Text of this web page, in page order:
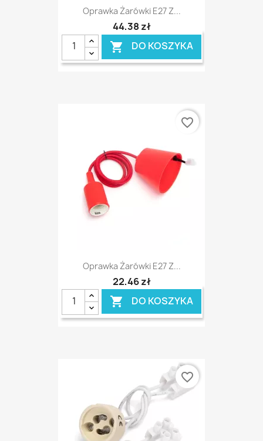
Oprawka Żarówki E27 Z...
44,38 zł
 DO KOSZYKA
Oprawka Żarówki E27 Z...
22,46 zł
 DO KOSZYKA
favorite_border
favorite_border